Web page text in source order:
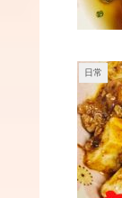
日常